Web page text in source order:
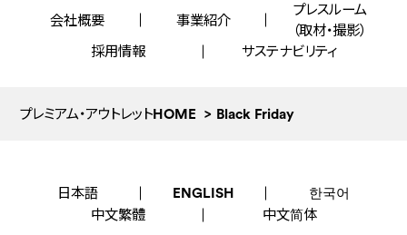
会社概要 事業紹介
プレスルーム
（取材・撮影）
採用情報
サステナビリティ
プレミアム・アウトレットHOME Black Friday
日本語 ENGLISH
한국어
中文繁體
中文简体